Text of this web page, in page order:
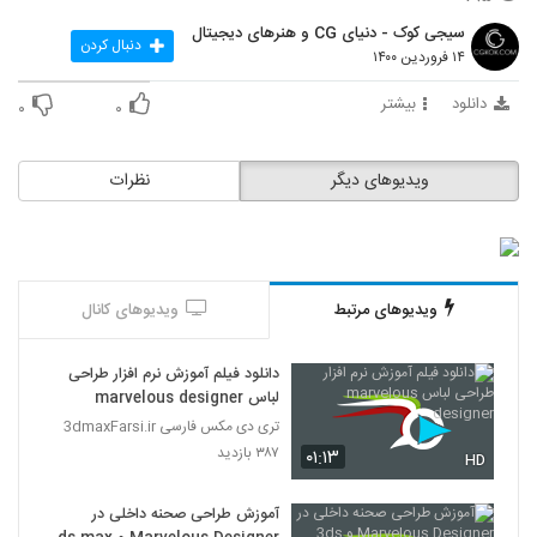
36
37
آموزش واقعیت مجازی در تری دی مکس و
۱۸۳ بازدید
39
آموزش مدلسازی اسلحه کلاش در تری دی
مکس
40
آموزش مدل سازی کوچه و خیابان در مایا و
زیبراش
سیجی کوک - دنیای CG و هنرهای دیجیتال
۱۴ فروردین ۱۴۰۰ دنبال کردن
دانلود بیشتر ۰ ۰
نظرات ویدیوهای دیگر
ویدیوهای مرتبط ویدیوهای کانال
۰۱:۱۳ HD
دانلود فیلم آموزش نرم افزار طراحی
لباس marvelous designer
تری دی مکس فارسی 3dmaxFarsi.ir
۳۸۷ بازدید
آموزش طراحی صحنه داخلی در